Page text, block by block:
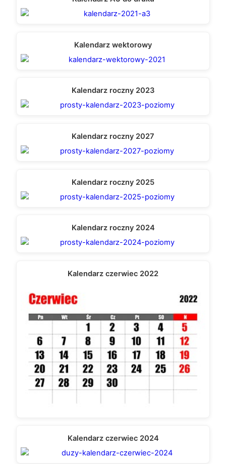
Kalendarz wektorowy
Kalendarz roczny 2023
Kalendarz roczny 2027
Kalendarz roczny 2025
Kalendarz roczny 2024
Kalendarz czerwiec 2022
Kalendarz czerwiec 2024